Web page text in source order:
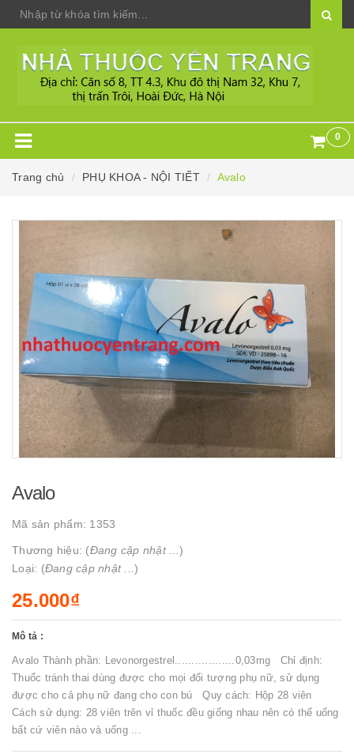
0
Trang chủ PHỤ KHOA - NỘI TIẾT Avalo
Avalo
Mã sản phẩm: 1353
Thương hiệu: (Đang cập nhật ... )
Loại: (Đang cập nhật ... )
25.000₫
Mô tả :
Avalo Thành phần: Levonorgestrel..................0,03mg Chỉ định:
Thuốc tránh thai dùng được cho mọi đối tượng phụ nữ, sử dụng
được cho cả phụ nữ đang cho con bú Quy cách: Hộp 28 viên
Cách sử dụng: 28 viên trên vỉ thuốc đều giống nhau nên có thể uống
bất cứ viên nào và uống ...